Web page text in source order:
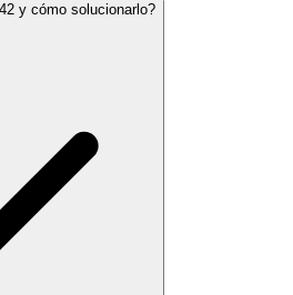
y cómo solucionarlo?